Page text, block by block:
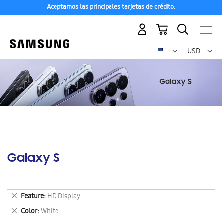
Aceptamos las principales tarjetas de crédito.
USD -
dólar
Mi carrito
Galaxy S
Feature HD Display
Eliminar
este
artículo
Color White
Eliminar